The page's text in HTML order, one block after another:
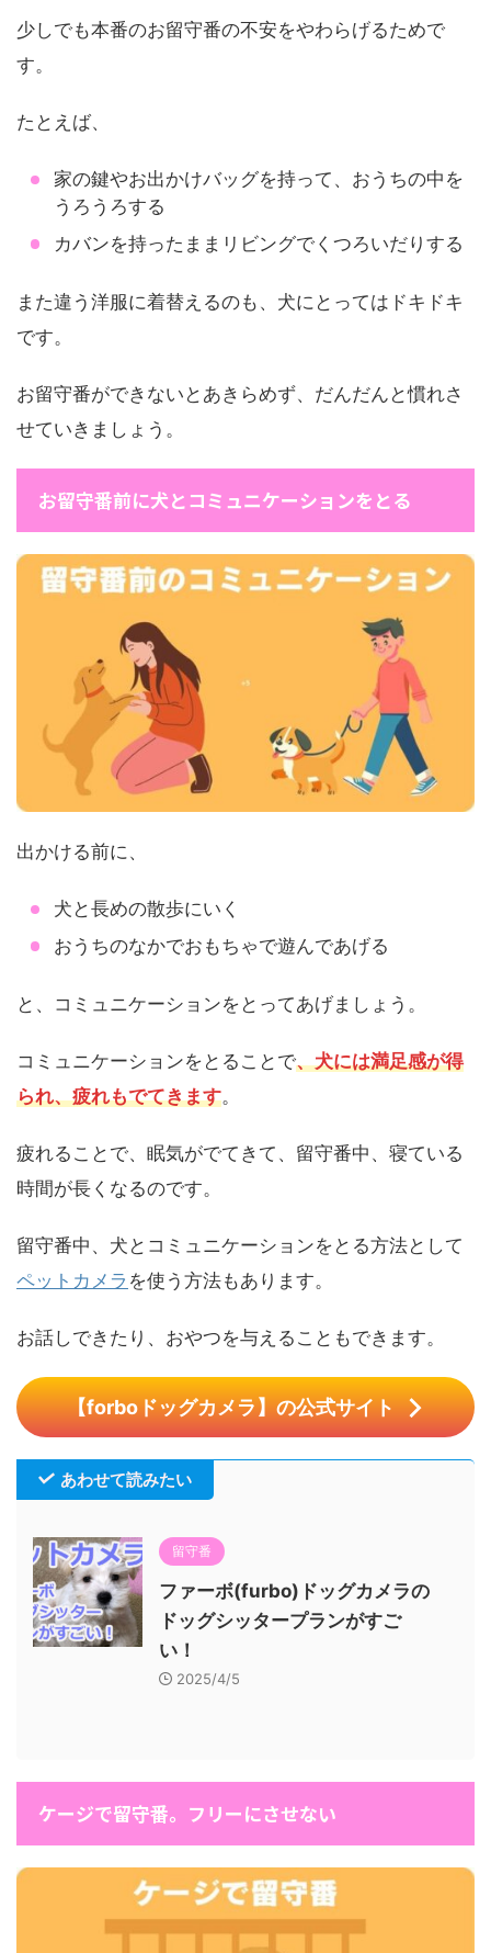
少しでも本番のお留守番の不安をやわらげるためで
す。
たとえば、
家の鍵やお出かけバッグを持って、おうちの中を
うろうろする
カバンを持ったままリビングでくつろいだりする
また違う洋服に着替えるのも、犬にとってはドキドキ
です。
お留守番ができないとあきらめず、だんだんと慣れさ
せていきましょう。
お留守番前に犬とコミュニケーションをとる
出かける前に、
犬と長めの散歩にいく
おうちのなかでおもちゃで遊んであげる
と、コミュニケーションをとってあげましょう。
コミュニケーションをとることで、犬には満足感が得
られ、疲れもでてきます。
疲れることで、眠気がでてきて、留守番中、寝ている
時間が長くなるのです。
留守番中、犬とコミュニケーションをとる方法として
ペットカメラ を使う方法もあります。
お話しできたり、おやつを与えることもできます。
【forboドッグカメラ】の公式サイト
あわせて読みたい
留守番
ファーボ(furbo)ドッグカメラの
ドッグシッタープランがすご
い！
2025/4/5
ケージで留守番。フリーにさせない